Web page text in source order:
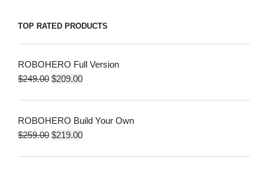
TOP RATED PRODUCTS
ROBOHERO Full Version
$249.00 $209.00
ROBOHERO Build Your Own
$259.00 $219.00